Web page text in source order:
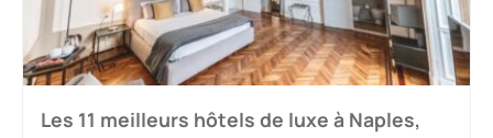
Les 11 meilleurs hôtels de luxe à Naples,